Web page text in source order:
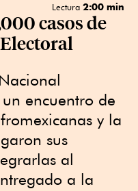
Lectura 2:00 min
casos de
encuentro de
y la
sus
al
a la